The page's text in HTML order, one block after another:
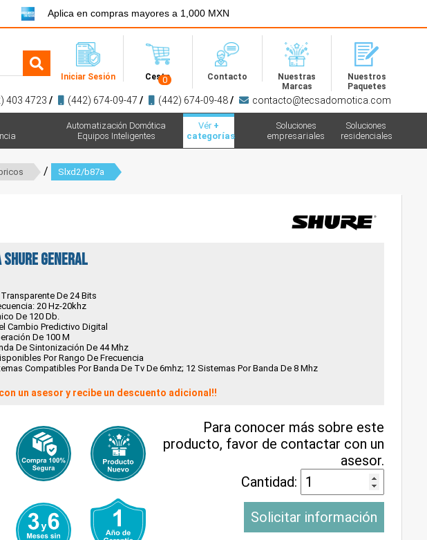
Aplica en compras mayores a 1,000 MXN
Iniciar Sesión Cesta
0 Contacto
Nuestras
Marcas
Nuestros
Paquetes
403 4723 / (442) 674-09-47 / (442) 674-09-48/ contacto@tecsadomotica.com
Automatización Domótica
Equipos Inteligentes
Vér +
categorías
Soluciones
residenciales
Soluciones
empresariales
/ Slxd2/b87a
Shure general
De 24 Bits
20 Hz-20khz
De 120 Db.
Cambio Predictivo Digital
De 100 M
De Sintonización De 44 Mhz
Por Rango De Frecuencia
Compatibles Por Banda De Tv De 6mhz; 12 Sistemas Por Banda De 8 Mhz
un asesor y recibe un descuento adicional!!
Para conocer más sobre este
producto, favor de contactar con un
asesor.
Cantidad:
Solicitar información